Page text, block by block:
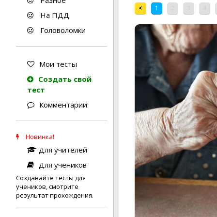
На ПДД
Головоломки
Мои тесты
Создать свой
тест
Комментарии
Новинка!
Для учителей
Для учеников
Создавайте тесты для
учеников, смотрите
результат прохождения.
< 1